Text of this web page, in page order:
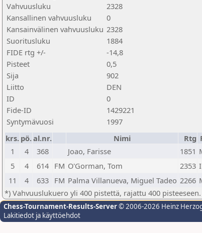
Vahvuusluku
2328
Kansallinen vahvuusluku
0
Kansainvälinen vahvuusluku 2328
Suoritusluku
1884
FIDE rtg +/-
-14,8
Pisteet
0,5
Sija
902
Liitto
DEN
ID
0
Fide-ID
1429221
Syntymävuosi
1997
krs. pö.al.nr. Nimi Rtg
1
4 368 Joao, Farisse 1851
5
4 614 FM O'Gorman, Tom 2353
11
4 633 FM Palma Villanueva, Miguel Tadeo 2266
*) Vahvuuslukuero yli 400 pistettä, rajattu 400 pisteeseen.
Chess-Tournament-Results-Server© 2006-2026 Heinz
Lakitiedot ja käyttöehdot